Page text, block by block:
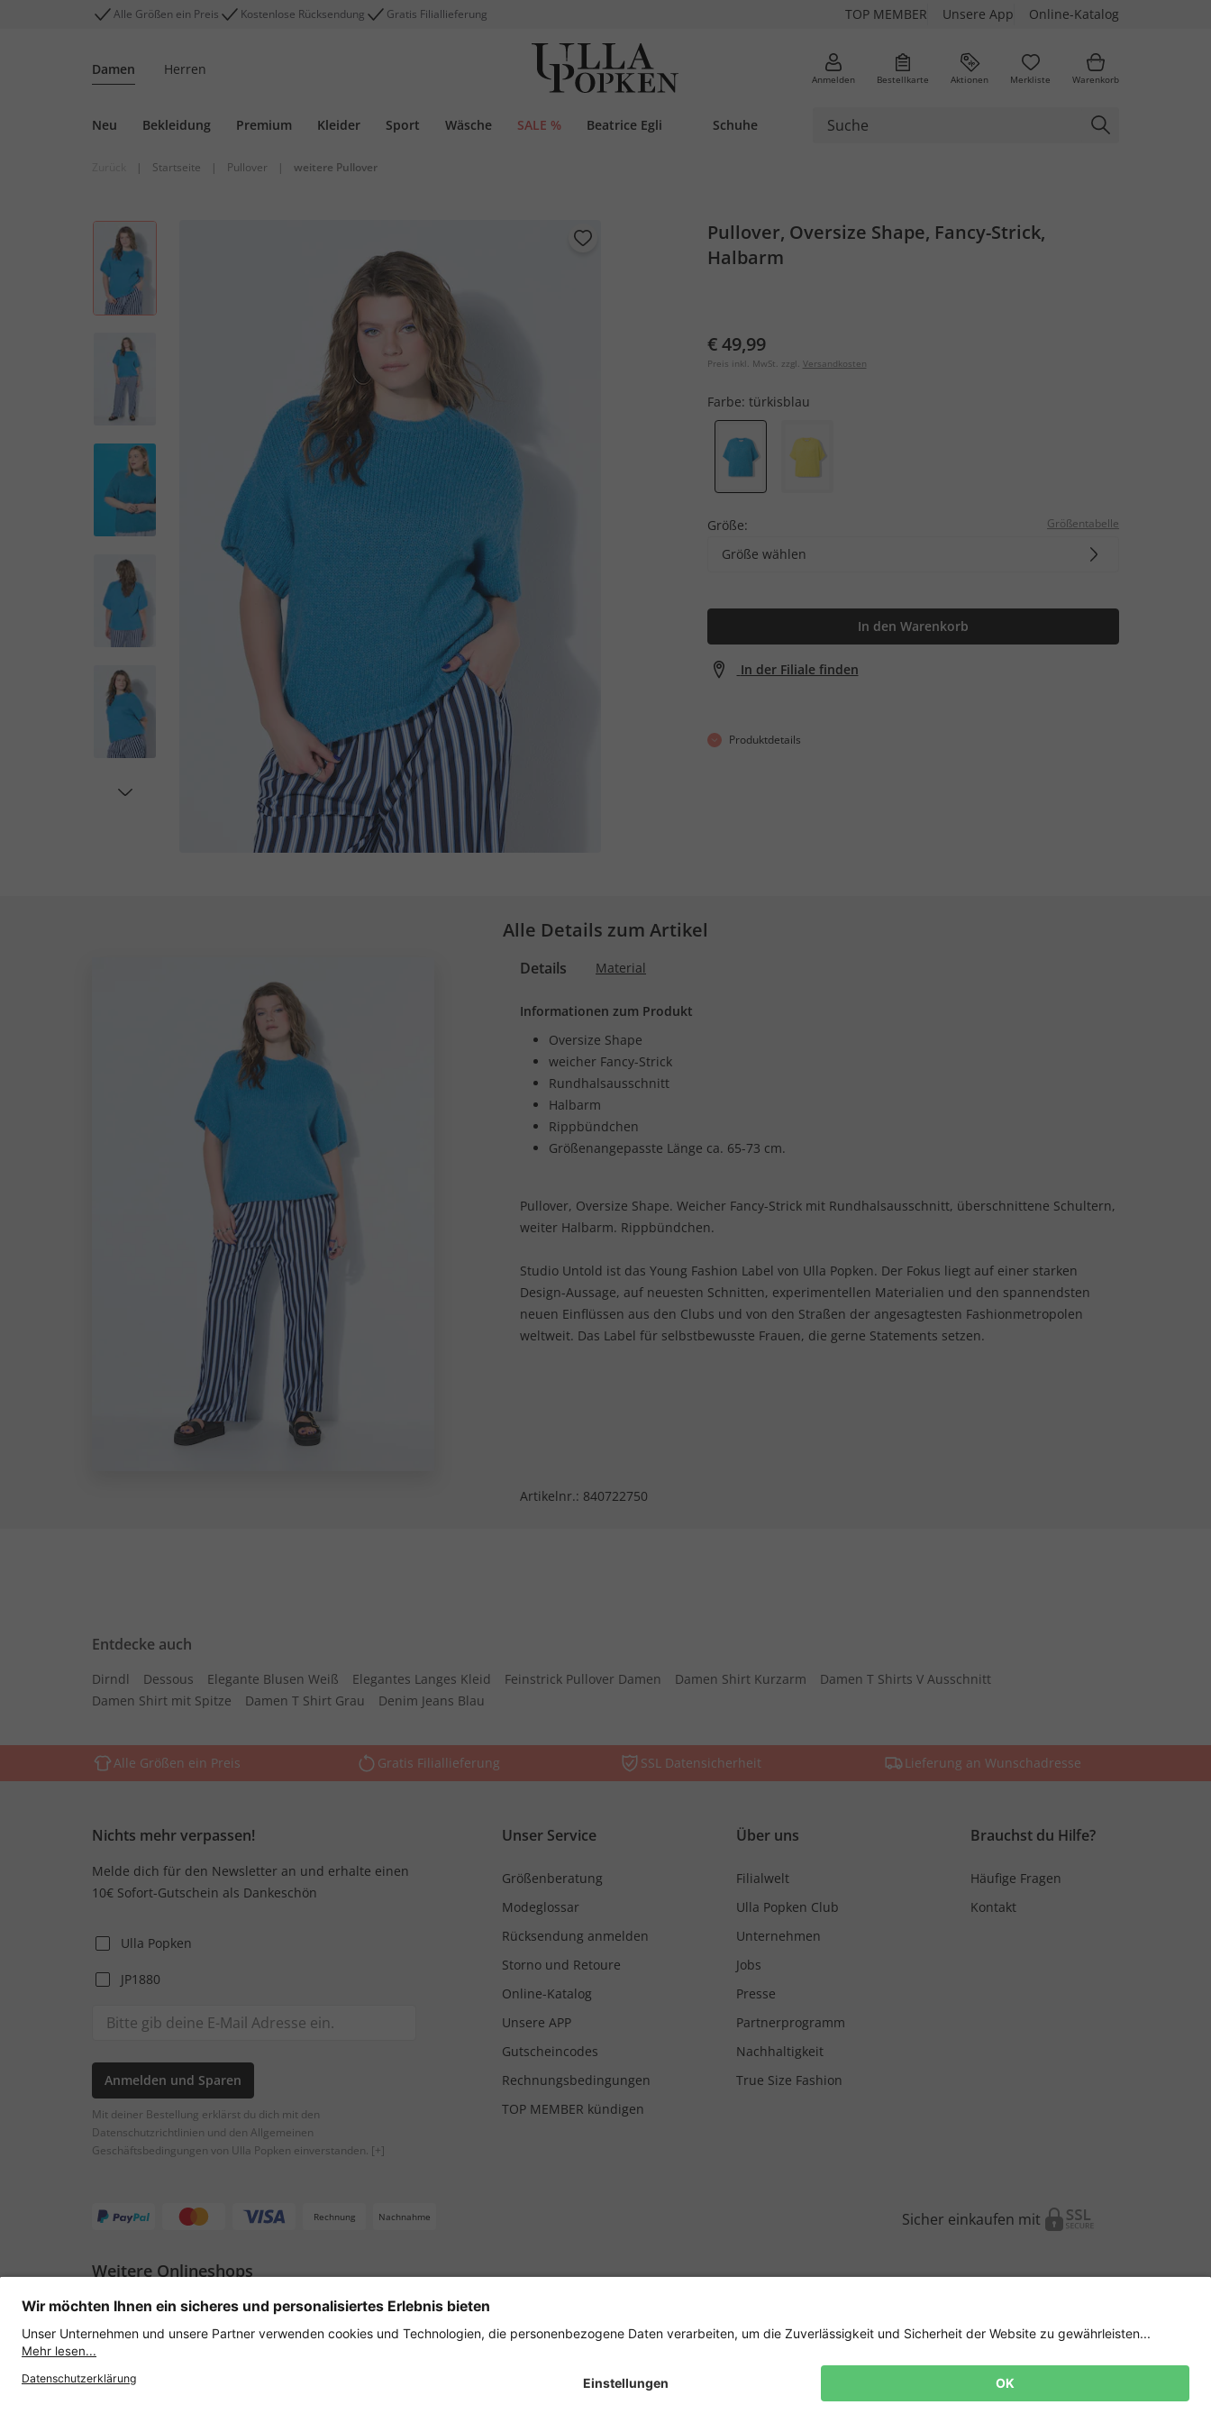
Alle Größen ein Preis Kostenlose Rücksendung Gratis Filiallieferung TOP MEMBER Unsere App Online-Katalog
Damen Herren
Anmelden Bestellkarte Aktionen Merkliste Warenkorb
Neu Bekleidung Premium Kleider Sport Wäsche SALE % Beatrice Egli Schuhe
| Startseite | Pullover | weitere Pullover
Pullover, Oversize Shape, Fancy-Strick,
Halbarm
€ 49,99
Preis inkl. MwSt. zzgl. Versandkosten
Farbe: türkisblau
Größe: Größentabelle
Größe wählen
In den Warenkorb
In der Filiale finden
Produktdetails
Alle Details zum Artikel
Details Material
Informationen zum Produkt
Oversize Shape
weicher Fancy-Strick
Rundhalsausschnitt
Halbarm
Rippbündchen
Größenangepasste Länge ca. 65-73 cm.
Pullover, Oversize Shape. Weicher Fancy-Strick mit Rundhalsausschnitt, überschnittene Schultern,
weiter Halbarm. Rippbündchen.
Studio Untold ist das Young Fashion Label von Ulla Popken. Der Fokus liegt auf einer starken
Design-Aussage, auf neuesten Schnitten, experimentellen Materialien und den spannendsten
neuen Einflüssen aus den Clubs und von den Straßen der angesagtesten Fashionmetropolen
weltweit. Das Label für selbstbewusste Frauen, die gerne Statements setzen.
Artikelnr.: 840722750
Entdecke auch
Dirndl Dessous Elegante Blusen Weiß Elegantes Langes Kleid Feinstrick Pullover Damen Damen Shirt Kurzarm
Damen T Shirts V Ausschnitt
Damen Shirt mit Spitze
Damen T Shirt Grau Denim Jeans Blau
Alle Größen ein Preis Gratis Filiallieferung SSL Datensicherheit Lieferung an Wunschadresse
Nichts mehr verpassen!
Melde dich für den Newsletter an und erhalte einen
10€ Sofort-Gutschein als Dankeschön
Ulla Popken
JP1880
Anmelden und Sparen
Mit deiner Bestellung erklärst du dich mit den
Datenschutzrichtlinien und den Allgemeinen
Geschäftsbedingungen von Ulla Popken einverstanden. [+]
Unser Service
Größenberatung
Modeglossar
Rücksendung anmelden
Storno und Retoure
Online-Katalog
Unsere APP
Gutscheincodes
Rechnungsbedingungen
TOP MEMBER kündigen
Über uns
Filialwelt
Ulla Popken Club
Unternehmen
Jobs
Presse
Partnerprogramm
Nachhaltigkeit
True Size Fashion
Brauchst du Hilfe?
Häufige Fragen
Kontakt
Rechnung Nachnahme Sicher einkaufen mit
Weitere Onlineshops
Österreich